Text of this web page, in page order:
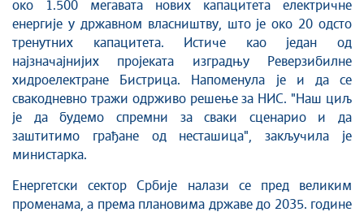
око 1.500 мегавата нових капацитета електричне
енергије у државном власништву, што је око 20 одсто
тренутних капацитета. Истиче као један од
најзначајнијих пројеката изградњу Реверзибилне
хидроелектране Бистрица. Напоменула је и да се
свакодневно тражи одрживо решење за НИС. "Наш циљ
је да будемо спремни за сваки сценарио и да
заштитимо грађане од несташица", закључила је
министарка.
Енергетски сектор Србије налази се пред великим
променама, а према плановима државе до 2035. године